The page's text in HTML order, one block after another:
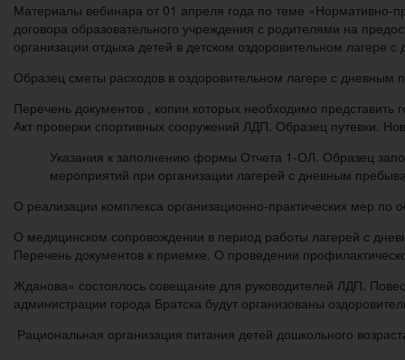
Материалы вебинара от 01 апреля года по теме «Нормативно-
договора образовательного учреждения с родителями на
организации отдыха детей в детском оздоровительном лагере
Образец сметы расходов в оздоровительном лагере с дневным
Перечень документов , копии которых необходимо
Акт проверки спортивных сооружений ЛДП. Образец путевки.
Указания к заполнению формы Отчета 1-ОЛ. Образец
мероприятий при организации лагерей с дневным
О реализации комплекса организационно-практических мер
О медицинском сопровождении в период работы лагерей с
Перечень документов к приемке. О проведении
Жданова» состоялось совещание для руководителей ЛДП.
администрации города Братска будут организованы
Рациональная организация питания детей дошкольного